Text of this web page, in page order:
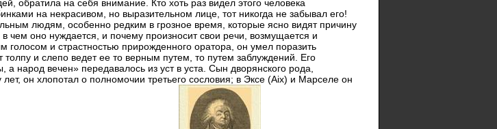
обратила на себя внимание. Кто хоть раз видел этого человека
на некрасивом, но выразительном лице, тот никогда не забывал его!
людям, особенно редким в грозное время, которые ясно видят причину
чем оно нуждается, и почему произносит свои речи, возмущается и
голосом и страстностью прирожденного оратора, он умел поразить
толпу и слепо ведет ее то верным путем, то путем заблуждений. Его
а народ вечен» передавалось из уст в уста. Сын дворянского рода,
лет, он хлопотал о полномочии третьего сословия; в Эксе (Aix) и Марселе он